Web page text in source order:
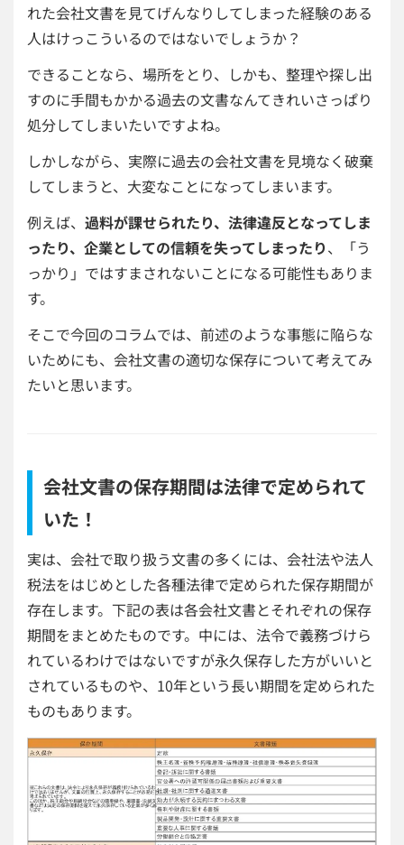
れた会社文書を見てげんなりしてしまった経験のある
人はけっこういるのではないでしょうか？
できることなら、場所をとり、しかも、整理や探し出
すのに手間もかかる過去の文書なんてきれいさっぱり
処分してしまいたいですよね。
しかしながら、実際に過去の会社文書を見境なく破棄
してしまうと、大変なことになってしまいます。
例えば、 過料が課せられたり、法律違反となってしま
ったり、企業としての信頼を失ってしまったり、「う
っかり」ではすまされないことになる可能性もありま
す。
そこで今回のコラムでは、前述のような事態に陥らな
いためにも、会社文書の適切な保存について考えてみ
たいと思います。
会社文書の保存期間は法律で定められて
いた！
実は、会社で取り扱う文書の多くには、会社法や法人
税法をはじめとした各種法律で定められた保存期間が
存在します。下記の表は各会社文書とそれぞれの保存
期間をまとめたものです。中には、法令で義務づけら
れているわけではないですが永久保存した方がいいと
されているものや、10年という長い期間を定められた
ものもあります。